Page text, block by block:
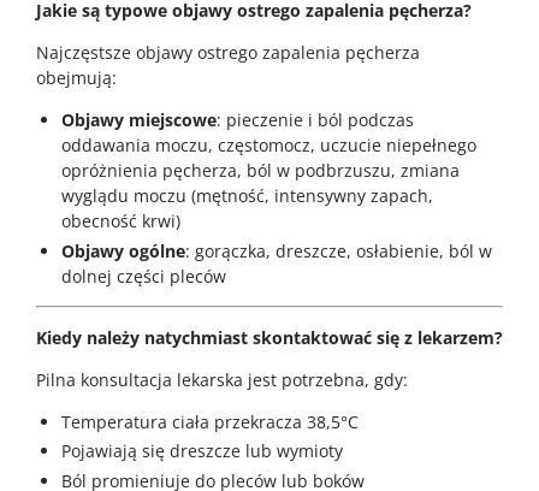
Jakie są typowe objawy ostrego zapalenia pęcherza?
Najczęstsze objawy ostrego zapalenia pęcherza
obejmują:
Objawy miejscowe: pieczenie i ból podczas
oddawania moczu, częstomocz, uczucie niepełnego
opróżnienia pęcherza, ból w podbrzuszu, zmiana
wyglądu moczu (mętność, intensywny zapach,
obecność krwi)
Objawy ogólne: gorączka, dreszcze, osłabienie, ból w
dolnej części pleców
Kiedy należy natychmiast skontaktować się z lekarzem?
Pilna konsultacja lekarska jest potrzebna, gdy:
Temperatura ciała przekracza 38,5°C
Pojawiają się dreszcze lub wymioty
Ból promieniuje do pleców lub boków